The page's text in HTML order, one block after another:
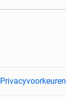
Privacyvoorkeuren